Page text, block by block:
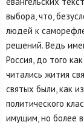
выбора, что,
людей к
решений. Ведь
Россия, до того
читались жития
святых были, как
политического
имущим, но более